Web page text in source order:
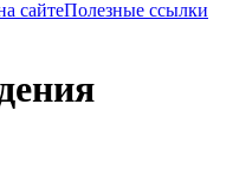
сайтеПолезные ссылки